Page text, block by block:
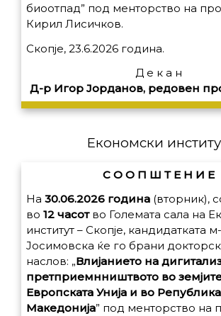
биоотпад” под менторство на
Кирил Лисичков.
Скопје, 23.6.2026 година.
Д е к а н
Д-р Игор Јорданов, редовен
Економски
С О О П Ш Т Е Н И Е
На 30.06.2026 година (вторник),
во 12 часотво Големата сала на
институт – Скопје, кандидатката
Јосимовска ќе го брани
наслов: „Влијанието на
претприемнништвото во
Европската Унија и во
Македонија” под менторство на